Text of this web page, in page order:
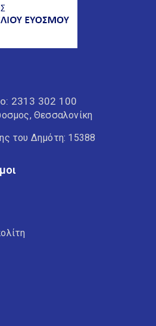
2313 302 100
Θεσσαλονίκη
του Δημότη: 15388